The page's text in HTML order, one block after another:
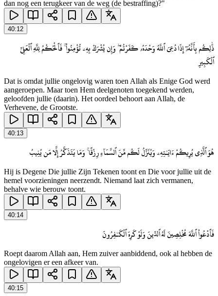
dan nog een terugkeer van de weg (de bestraffing)?"
40:12
ذَٰلِكُم بِأَنَّهُۥٓ إِذَا دُعِىَ ٱللَّهُ وَحْدَهُۥ كَفَرْتُمْ ۖ وَإِن يُشْرَكْ بِهِۦ تُؤْمِنُوا۟ ۚ فَٱلْحُكْمُ لِلَّهِ ٱلْعَلِىِّ
ٱلْكَبِيرِ
Dat is omdat jullie ongelovig waren toen Allah als Enige God werd
aangeroepen. Maar toen Hem deelgenoten toegekend werden,
geloofden jullie (daarin). Het oordeel behoort aan Allah, de
Verhevene, de Grootste.
40:13
هُوَ ٱلَّذِى يُرِيكُمْ ءَايَـٰتِهِۦ وَيُنَزِّلُ لَكُم مِّنَ ٱلسَّمَآءِ رِزْقًا ۚ وَمَا يَتَذَكَّرُ إِلَّا مَن يُنِيبُ
Hij is Degene Die jullie Zijn Tekenen toont en Die voor jullie uit de
hemel voorzieningen neerzendt. Niemand laat zich vermanen,
behalve wie berouw toont.
40:14
فَٱدْعُوا۟ ٱللَّهَ مُخْلِصِينَ لَهُ ٱلدِّينَ وَلَوْ كَرِهَ ٱلْكَـٰفِرُونَ
Roept daarom Allah aan, Hem zuiver aanbiddend, ook al hebben de
ongelovigen er een afkeer van.
40:15